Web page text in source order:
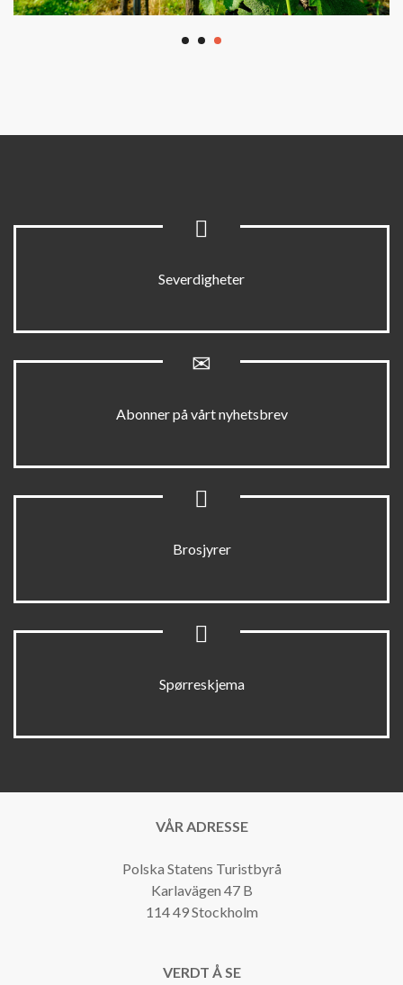
Severdigheter
Abonner på vårt nyhetsbrev
Brosjyrer
Spørreskjema
VÅR ADRESSE
Polska Statens Turistbyrå
Karlavägen 47 B
114 49 Stockholm
VERDT Å SE